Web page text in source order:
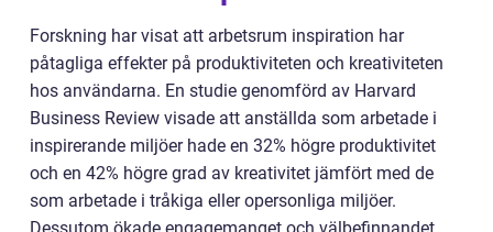
Forskning har visat att arbetsrum inspiration har
påtagliga effekter på produktiviteten och kreativiteten
hos användarna. En studie genomförd av Harvard
Business Review visade att anställda som arbetade i
inspirerande miljöer hade en 32% högre produktivitet
och en 42% högre grad av kreativitet jämfört med de
som arbetade i tråkiga eller opersonliga miljöer.